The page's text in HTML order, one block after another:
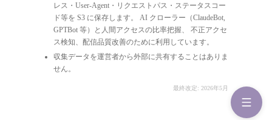
レス・User-Agent・リクエストパス・ステータスコー
ド等を S3 に保存します。 AI クローラー（ClaudeBot,
GPTBot 等）と人間アクセスの比率把握、 不正アクセ
ス検知、配信品質改善のために利用しています。
収集データを運営者から外部に共有することはありま
せん。
最終改定: 2026年5月